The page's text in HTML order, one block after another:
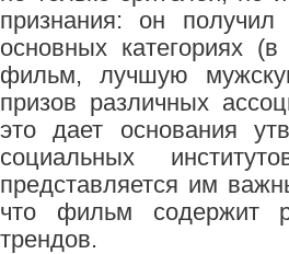
признания: он
основных категориях
фильм, лучшую
призов различных
это дает основания
социальных
представляется им
что фильм содержит
трендов.